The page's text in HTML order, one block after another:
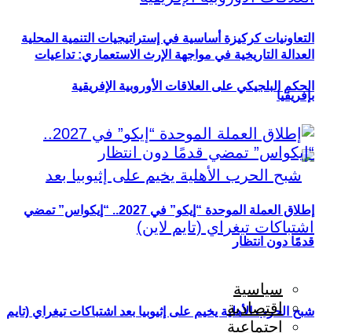
التعاونيات كركيزة أساسية في إستراتيجيات التنمية المحلية
بإفريقيا
شبح الحرب الأهلية يخيم على إثيوبيا بعد اشتباكات تيغراي (تايم
العدالة التاريخية في مواجهة الإرث الاستعماري: تداعيات
الحكم البلجيكي على العلاقات الأوروبية الإفريقية
إطلاق العملة الموحدة “إيكو” في 2027.. “إيكواس” تمضي
قدمًا دون انتظار
سياسية
اقتصادية
اجتماعية